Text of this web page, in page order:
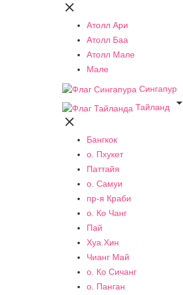

Атолл Ари
Атолл Баа
Атолл Мале
Мале
Сингапур
Тайланд


Бангкок
о. Пхукет
Паттайя
о. Самуи
пр-я Краби
о. Ко Чанг
Пай
Хуа Хин
Чианг Май
о. Ко Сичанг
о. Панган